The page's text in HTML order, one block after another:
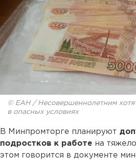
© ЕАН / Несовершеннолетним
в опасных условиях
В Минпромторге планируют
подростков к работе на
этом говорится в документе